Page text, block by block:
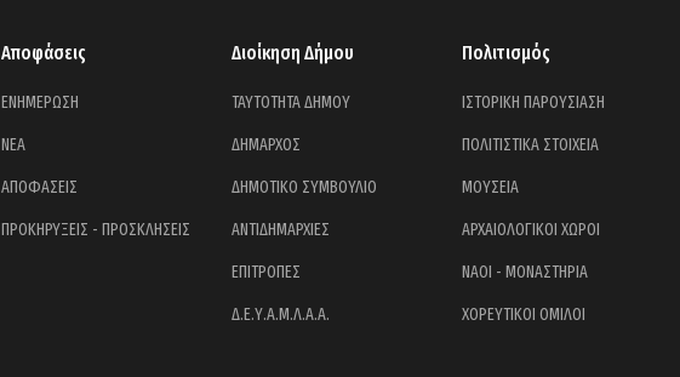
Αποφάσεις
ΕΝΗΜΕΡΩΣΗ
ΝΕΑ
ΑΠΟΦΑΣΕΙΣ
ΠΡΟΚΗΡΥΞΕΙΣ - ΠΡΟΣΚΛΗΣΕΙΣ
Διοίκηση Δήμου
ΤΑΥΤΟΤΗΤΑ ΔΗΜΟΥ
ΔΗΜΑΡΧΟΣ
ΔΗΜΟΤΙΚΟ ΣΥΜΒΟΥΛΙΟ
ΑΝΤΙΔΗΜΑΡΧΙΕΣ
ΕΠΙΤΡΟΠΕΣ
Δ.Ε.Υ.Α.Μ.Λ.Α.Α.
Πολιτισμός
ΙΣΤΟΡΙΚΗ ΠΑΡΟΥΣΙΑΣΗ
ΠΟΛΙΤΙΣΤΙΚΑ ΣΤΟΙΧΕΙΑ
ΜΟΥΣΕΙΑ
ΑΡΧΑΙΟΛΟΓΙΚΟΙ ΧΩΡΟΙ
ΝΑΟΙ - ΜΟΝΑΣΤΗΡΙΑ
ΧΟΡΕΥΤΙΚΟΙ ΟΜΙΛΟΙ